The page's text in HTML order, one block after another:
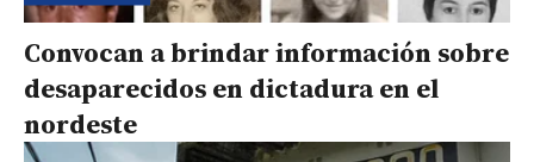
Convocan a brindar información sobre
desaparecidos en dictadura en el
nordeste